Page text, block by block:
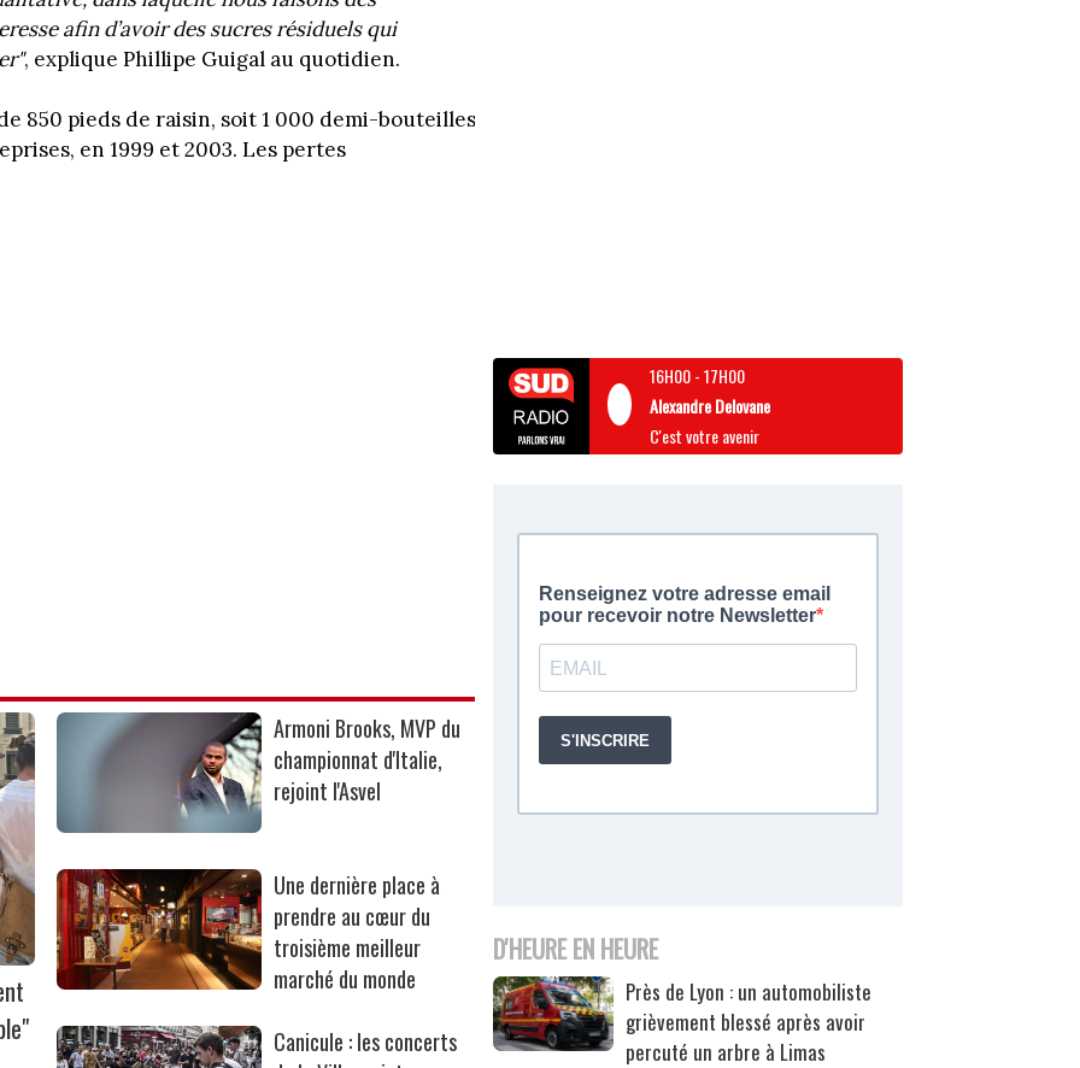
afin d’avoir des sucres résiduels qui
, explique Phillipe Guigal au quotidien.
850 pieds de raisin, soit 1 000 demi-bouteilles
en 1999 et 2003. Les pertes
Armoni Brooks, MVP du
championnat d'Italie,
rejoint l'Asvel
Une dernière place à
prendre au cœur du
troisième meilleur
marché du monde
Canicule : les concerts
16H00-17H00
Alexandre Delovane
C'est votre avenir
D'HEURE EN HEURE
Près de Lyon : un automobiliste
grièvement blessé après avoir
percuté un arbre à Limas